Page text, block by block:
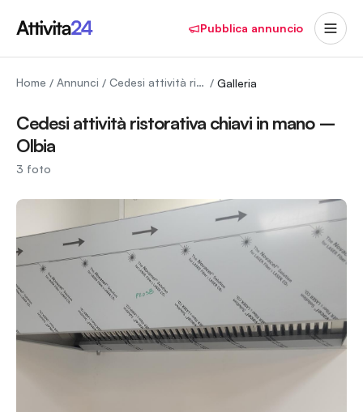
Pubblica annuncio
Home / Annunci / Cedesi attività ristorativa chiavi in mano – Olbia / Galleria
Cedesi attività ristorativa chiavi in mano –
Olbia
3 foto